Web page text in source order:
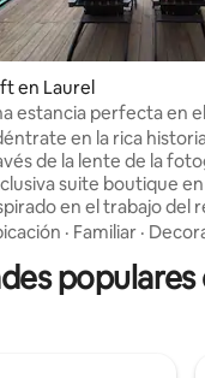
5 de 5; 217
en Laurel
estancia perfecta en
en la rica
de la lente de la
suite boutique
en el trabajo del
local David
del centro de
comodidad
· Familiar ·
populares